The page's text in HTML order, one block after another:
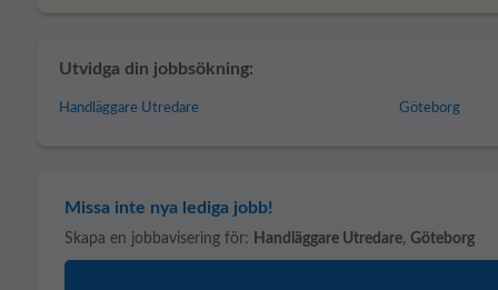
Utvidga din jobbsökning:
Handläggare Utredare Göteborg
Missa inte nya lediga jobb!
Skapa en jobbavisering för: Handläggare Utredare, Göteborg